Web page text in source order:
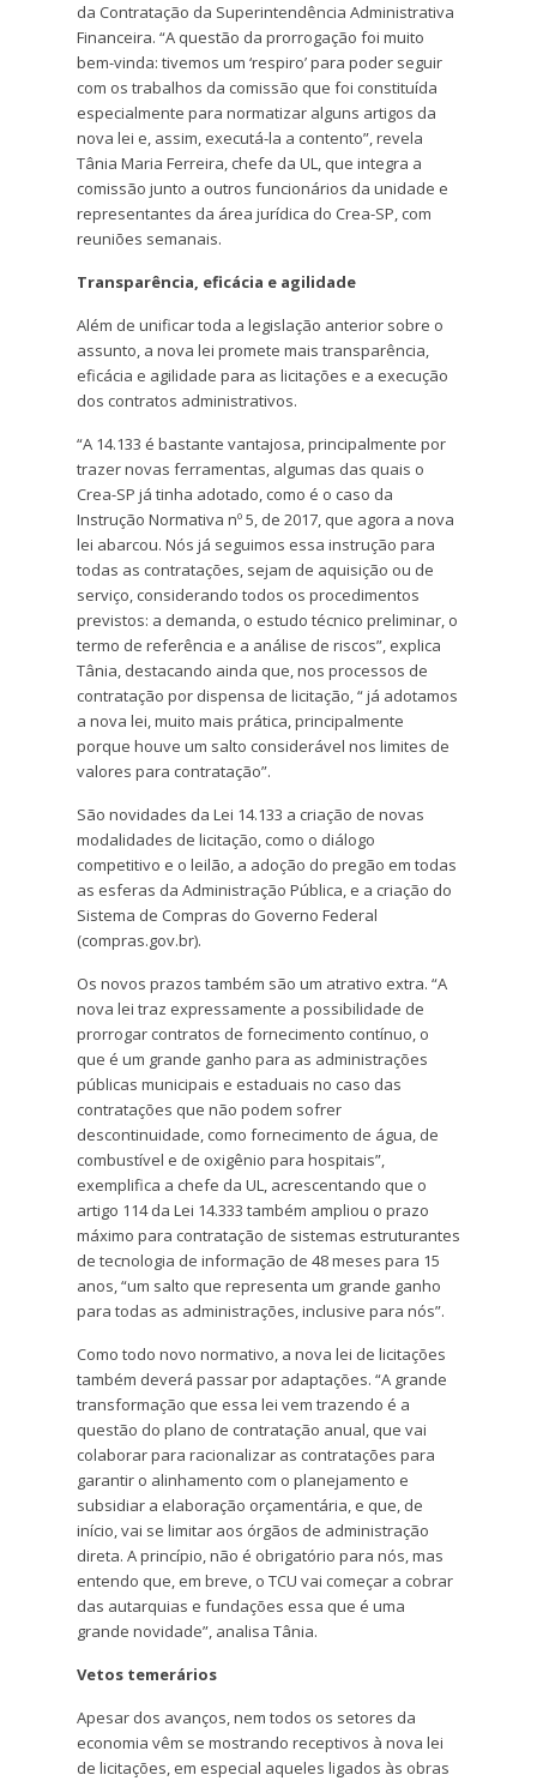
da Contratação da Superintendência Administrativa
Financeira. “A questão da prorrogação foi muito
bem-vinda: tivemos um ‘respiro’ para poder seguir
com os trabalhos da comissão que foi constituída
especialmente para normatizar alguns artigos da
nova lei e, assim, executá-la a contento”, revela
Tânia Maria Ferreira, chefe da UL, que integra a
comissão junto a outros funcionários da unidade e
representantes da área jurídica do Crea-SP, com
reuniões semanais.
Transparência, eficácia e agilidade
Além de unificar toda a legislação anterior sobre o
assunto, a nova lei promete mais transparência,
eficácia e agilidade para as licitações e a execução
dos contratos administrativos.
“A 14.133 é bastante vantajosa, principalmente por
trazer novas ferramentas, algumas das quais o
Crea-SP já tinha adotado, como é o caso da
Instrução Normativa nº 5, de 2017, que agora a nova
lei abarcou. Nós já seguimos essa instrução para
todas as contratações, sejam de aquisição ou de
serviço, considerando todos os procedimentos
previstos: a demanda, o estudo técnico preliminar, o
termo de referência e a análise de riscos”, explica
Tânia, destacando ainda que, nos processos de
contratação por dispensa de licitação, “ já adotamos
a nova lei, muito mais prática, principalmente
porque houve um salto considerável nos limites de
valores para contratação”.
São novidades da Lei 14.133 a criação de novas
modalidades de licitação, como o diálogo
competitivo e o leilão, a adoção do pregão em todas
as esferas da Administração Pública, e a criação do
Sistema de Compras do Governo Federal
(compras.gov.br).
Os novos prazos também são um atrativo extra. “A
nova lei traz expressamente a possibilidade de
prorrogar contratos de fornecimento contínuo, o
que é um grande ganho para as administrações
públicas municipais e estaduais no caso das
contratações que não podem sofrer
descontinuidade, como fornecimento de água, de
combustível e de oxigênio para hospitais”,
exemplifica a chefe da UL, acrescentando que o
artigo 114 da Lei 14.333 também ampliou o prazo
máximo para contratação de sistemas estruturantes
de tecnologia de informação de 48 meses para 15
anos, “um salto que representa um grande ganho
para todas as administrações, inclusive para nós”.
Como todo novo normativo, a nova lei de licitações
também deverá passar por adaptações. “A grande
transformação que essa lei vem trazendo é a
questão do plano de contratação anual, que vai
colaborar para racionalizar as contratações para
garantir o alinhamento com o planejamento e
subsidiar a elaboração orçamentária, e que, de
início, vai se limitar aos órgãos de administração
direta. A princípio, não é obrigatório para nós, mas
entendo que, em breve, o TCU vai começar a cobrar
das autarquias e fundações essa que é uma
grande novidade”, analisa Tânia.
Vetos temerários
Apesar dos avanços, nem todos os setores da
economia vêm se mostrando receptivos à nova lei
de licitações, em especial aqueles ligados às obras